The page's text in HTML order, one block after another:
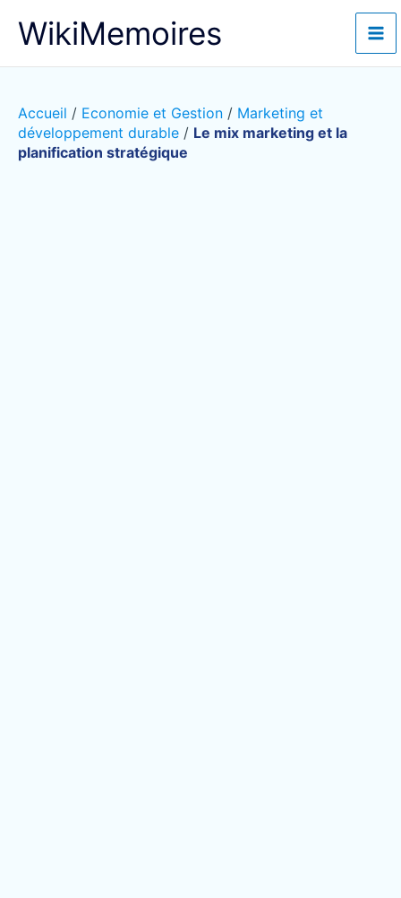
WikiMemoires
Accueil / Economie et Gestion / Marketing et
développement durable / Le mix marketing et la
planification stratégique